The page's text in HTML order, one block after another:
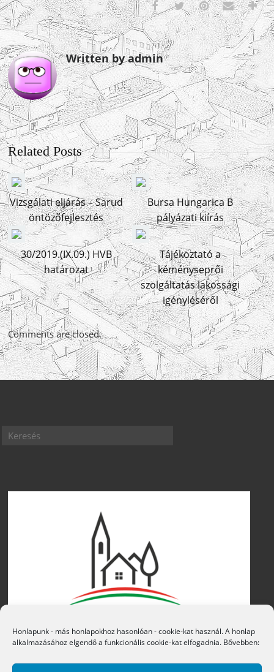
Honlapunk - más honlapokhoz hasonlóan - cookie-kat használ. A honlap
alkalmazásához elgendő a funkcionális cookie-kat elfogadnia. Bővebben:
Written by admin
Related Posts
Vizsgálati eljárás – Sarud
öntözőfejlesztés
Bursa Hungarica B
pályázati kiírás
30/2019.(IX.09.) HVB
határozat
Tájékoztató a
kéményseprői
szolgáltatás lakossági
igényléséről
Comments are closed.